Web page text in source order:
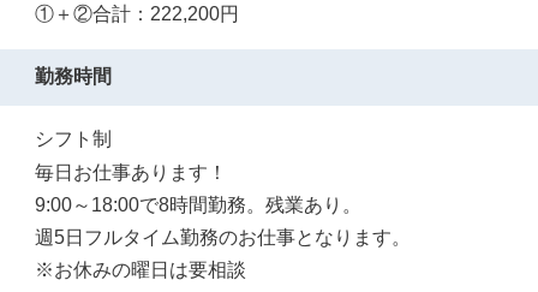
①＋②合計：222,200円
勤務時間
シフト制
毎日お仕事あります！
9:00～18:00で8時間勤務。残業あり。
週5日フルタイム勤務のお仕事となります。
※お休みの曜日は要相談